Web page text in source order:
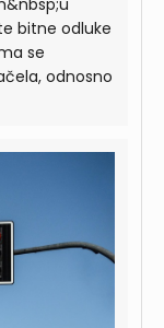
bitne odluke
se
odnosno